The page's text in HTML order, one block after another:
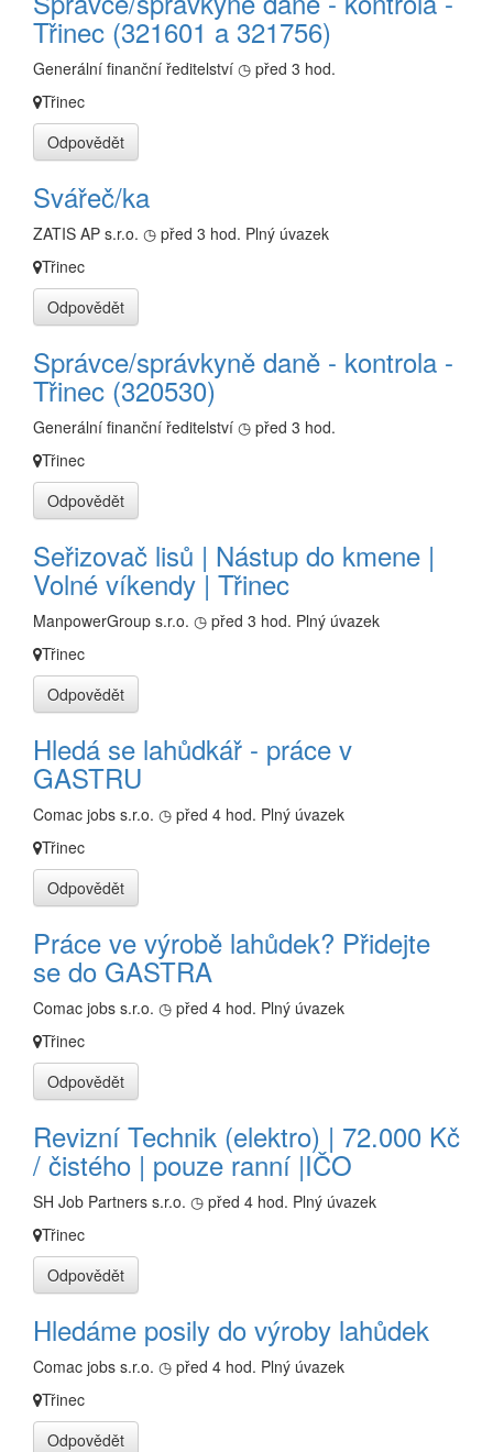
Třinec (321601 a 321756)
Generální finanční ředitelství ◷ před 3 hod.
Třinec
Odpovědět
Svářeč/ka
ZATIS AP s.r.o. ◷ před 3 hod. Plný úvazek
Třinec
Odpovědět
Správce/správkyně daně - kontrola -
Třinec (320530)
Generální finanční ředitelství ◷ před 3 hod.
Třinec
Odpovědět
Seřizovač lisů | Nástup do kmene |
Volné víkendy | Třinec
ManpowerGroup s.r.o. ◷ před 3 hod. Plný úvazek
Třinec
Odpovědět
Hledá se lahůdkář - práce v
GASTRU
Comac jobs s.r.o. ◷ před 4 hod. Plný úvazek
Třinec
Odpovědět
Práce ve výrobě lahůdek? Přidejte
se do GASTRA
Comac jobs s.r.o. ◷ před 4 hod. Plný úvazek
Třinec
Odpovědět
Revizní Technik (elektro) | 72.000 Kč
/ čistého | pouze ranní |IČO
SH Job Partners s.r.o. ◷ před 4 hod. Plný úvazek
Třinec
Odpovědět
Hledáme posily do výroby lahůdek
Comac jobs s.r.o. ◷ před 4 hod. Plný úvazek
Třinec
Odpovědět